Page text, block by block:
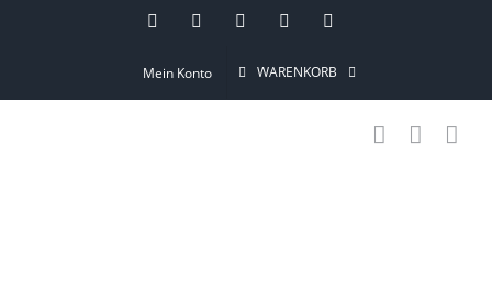
InstagramPinterestFacebookYouTube
Mein Konto WARENKORB